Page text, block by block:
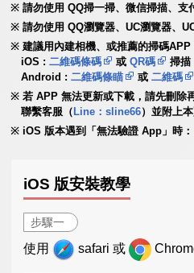
請勿使用 QQ掃一掃、微信掃描、支
請勿使用 QQ瀏覽器、UC瀏覽器、
建議用內建相機、或推薦的掃碼APP
iOS :二維碼條碼 或QR碼
掃描
Android :二維碼條瞄 或二維碼
若 APP 無法更新或下載，請先刪除
聯繫客服（ Line：sline66）並附上
iOS 版本遇到「無法驗證 App」時：
iOS 版安裝教學
步驟一
使用 safari 或